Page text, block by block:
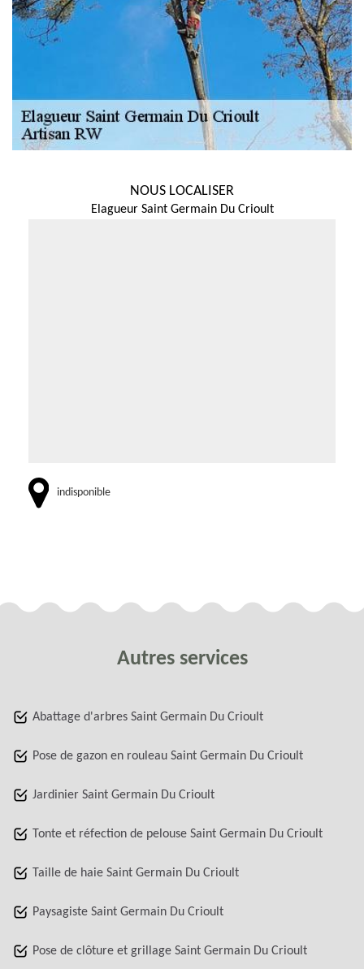
NOUS LOCALISER
Elagueur Saint Germain Du Crioult
indisponible
Autres services
Abattage d'arbres Saint Germain Du Crioult
Pose de gazon en rouleau Saint Germain Du Crioult
Jardinier Saint Germain Du Crioult
Tonte et réfection de pelouse Saint Germain Du Crioult
Taille de haie Saint Germain Du Crioult
Paysagiste Saint Germain Du Crioult
Pose de clôture et grillage Saint Germain Du Crioult